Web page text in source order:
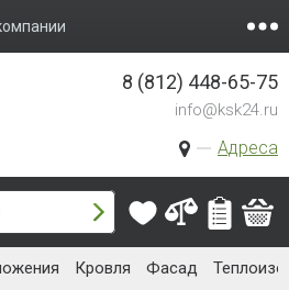
Адреса
8 (812) 448-65-75
info@ksk24.ru
Кровля Фасад